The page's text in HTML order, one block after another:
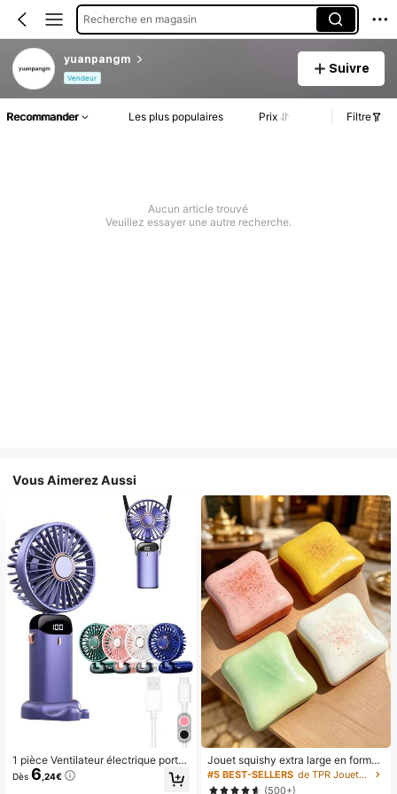
Recherche en magasin
yuanpangm
Vendeur
Suivre
Recommander Les plus populaires Prix Filtre
Aucun article trouvé
Veuillez essayer une autre recherche.
Vous Aimerez Aussi
1 pièce Ventilateur électrique porta
ble mini, ventilateur portable rechar
geable USB, ventilateur de cou, ve
Dès 6 ,24€
Jouet squishy extra large en forme
de toast, jouet anti-stress super do
ux en beurre de toast, disponible en
#5 BEST-SELLERS
de TPR Jouets amusants et fantaisie pour adolescen
(500+)